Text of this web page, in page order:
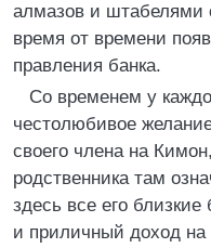
алмазов и штабелями
время от времени
правления банка.
Со временем у
честолюбивое
своего члена на
родственника там
здесь все его
и приличный доход